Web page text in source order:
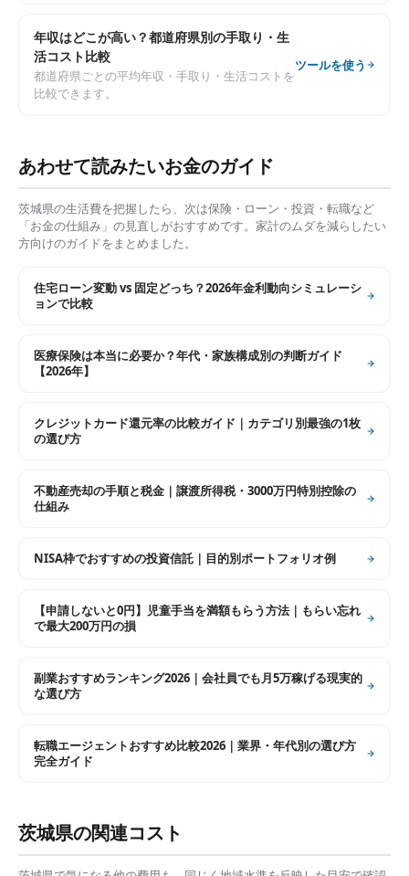
年収はどこが高い？都道府県別の手取り・生
活コスト比較
都道府県ごとの平均年収・手取り・生活コストを
比較できます。
ツールを使う
あわせて読みたいお金のガイド
茨城県の生活費を把握したら、次は保険・ローン・投資・転職など
「お金の仕組み」の見直しがおすすめです。家計のムダを減らしたい
方向けのガイドをまとめました。
住宅ローン変動 vs 固定どっち？2026年金利動向シミュレーシ
ョンで比較
医療保険は本当に必要か？年代・家族構成別の判断ガイド
【2026年】
クレジットカード還元率の比較ガイド｜カテゴリ別最強の1枚
の選び方
不動産売却の手順と税金｜譲渡所得税・3000万円特別控除の
仕組み
NISA枠でおすすめの投資信託｜目的別ポートフォリオ例
【申請しないと0円】児童手当を満額もらう方法｜もらい忘れ
で最大200万円の損
副業おすすめランキング2026｜会社員でも月5万稼げる現実的
な選び方
転職エージェントおすすめ比較2026｜業界・年代別の選び方
完全ガイド
茨城県の関連コスト